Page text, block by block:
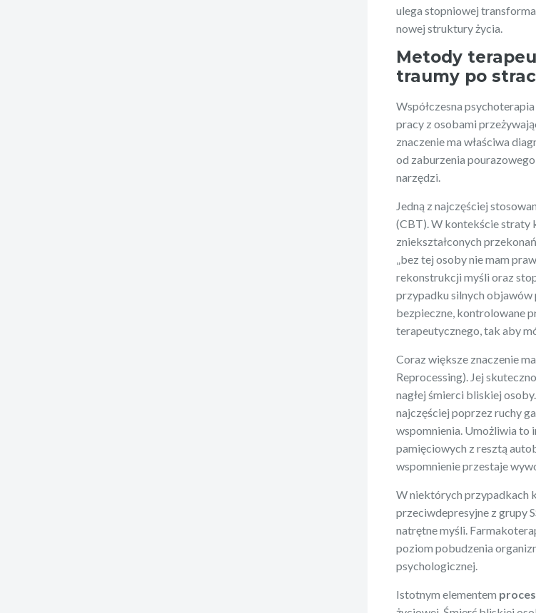
ulega stopniowej
nowej struktury życia.
Metody
traumy po
Współczesna
pracy z osobami
znaczenie ma właściwa
od zaburzenia
narzędzi.
Jedną z najczęściej
(CBT). W kontekście straty
zniekształconych
„bez tej osoby nie mam
rekonstrukcji myśli oraz
przypadku silnych objawów
bezpieczne, kontrolowane
terapeutycznego, tak aby
Coraz większe znaczenie
Reprocessing). Jej
nagłej śmierci bliskiej
najczęściej poprzez ruchy
wspomnienia. Umożliwia to
pamięciowych z resztą
wspomnienie przestaje
W niektórych przypadkach
przeciwdepresyjne z grupy
natrętne myśli.
poziom pobudzenia
psychologicznej.
Istotnym elementem